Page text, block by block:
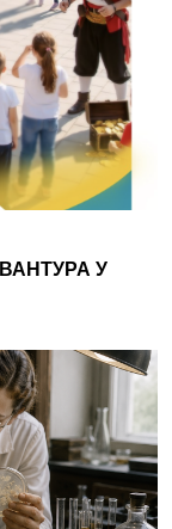
У